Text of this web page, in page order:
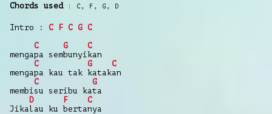
Chords used C , F , G , D
Intro : C F C G C
C
G
C
mengapa sembunyikan
C
G
C
mengapa kau tak katakan
C
G
membisu seribu kata
D
F
C
Jikalau ku bertanya